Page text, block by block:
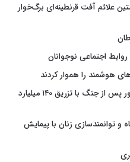
علائم آفت قرنطینه‌ای برگ‌خوار
اجتماعی نوجوانان
هوشمند را هموار کردند
مهار موج تعدیل نیروی شرکت‌های فناور پس از جنگ با تزریق ۱۴۰ میلیارد
توانمندسازی زنان با پیمایش